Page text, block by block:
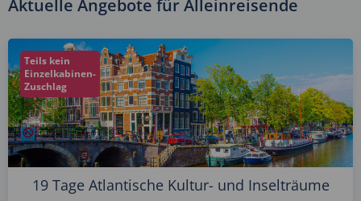
Aktuelle Angebote für Alleinreisende
Teils kein
Einzelkabinen-
Zuschlag
19 Tage Atlantische Kultur- und Inselträume